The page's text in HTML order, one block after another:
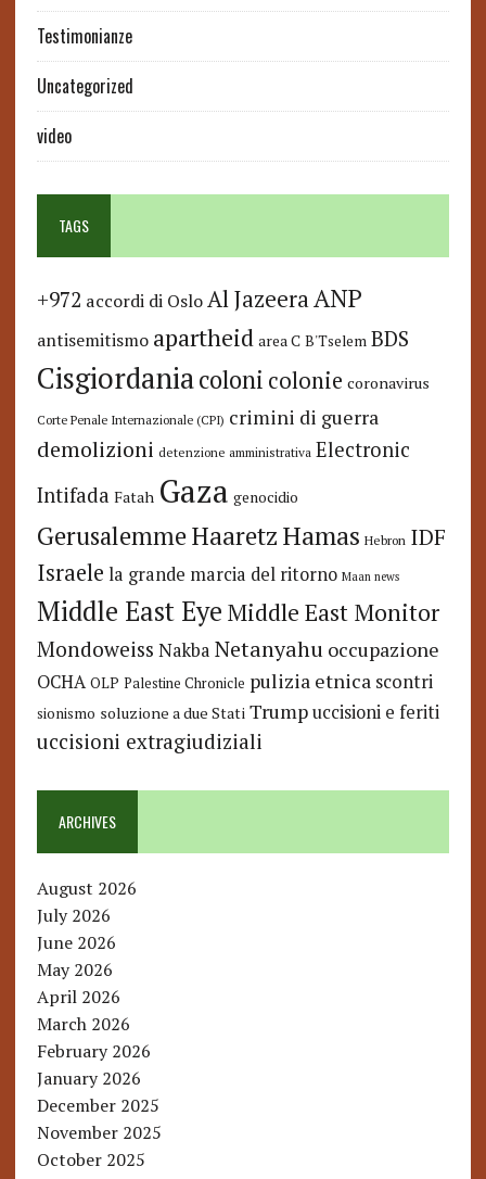
Testimonianze
Uncategorized
video
TAGS
+972 accordi di Oslo Al JazeeraANP
antisemitismo apartheid area C B'Tselem BDS
Cisgiordaniacoloni colonie coronavirus
Corte Penale Internazionale (CPI) crimini di guerra
demolizioni detenzione amministrativa Electronic
Intifada Fatah Gaza genocidio
GerusalemmeHaaretzHamas Hebron IDF
Israele la grande marcia del ritorno Maan news
Middle East Eye Middle East Monitor
Mondoweiss Nakba Netanyahu occupazione
OCHA OLP Palestine Chronicle pulizia etnica scontri
sionismo soluzione a due Stati Trump uccisioni e feriti
uccisioni extragiudiziali
ARCHIVES
August 2026
July 2026
June 2026
May 2026
April 2026
March 2026
February 2026
January 2026
December 2025
November 2025
October 2025